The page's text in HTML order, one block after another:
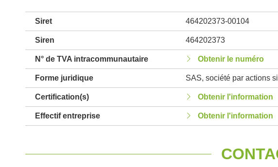
Siret 464202373-00104
Siren 464202373
N° de TVA intracommunautaire Obtenir le numéro
Forme juridique SAS, société par actions
Certification(s) Obtenir l'information
Effectif entreprise Obtenir l'information